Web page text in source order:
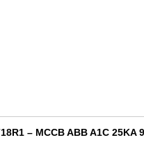
– MCCB ABB A1C 25KA